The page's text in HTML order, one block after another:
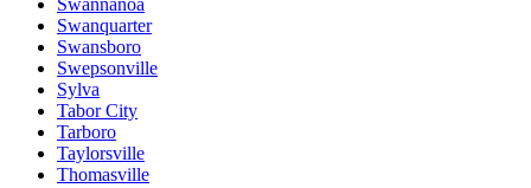
Swanquarter
Swansboro
Swepsonville
Sylva
Tabor City
Tarboro
Taylorsville
Thomasville